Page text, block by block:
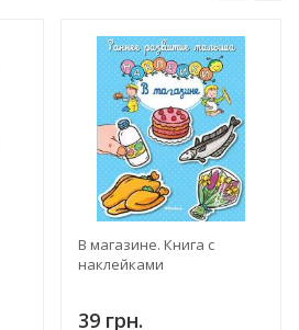
В магазине. Книга с
наклейками
39 грн.